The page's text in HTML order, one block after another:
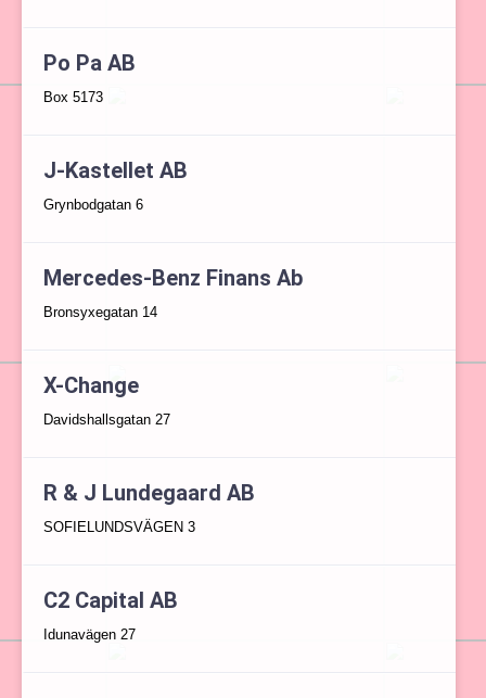
Po Pa AB
Box 5173
J-Kastellet AB
Grynbodgatan 6
Mercedes-Benz Finans Ab
Bronsyxegatan 14
X-Change
Davidshallsgatan 27
R & J Lundegaard AB
SOFIELUNDSVÄGEN 3
C2 Capital AB
Idunavägen 27